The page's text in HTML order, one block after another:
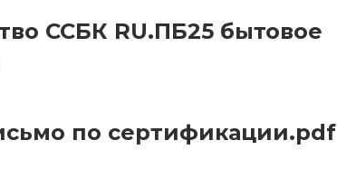
ССБК RU.ПБ25 бытовое
по сертификации.pdf